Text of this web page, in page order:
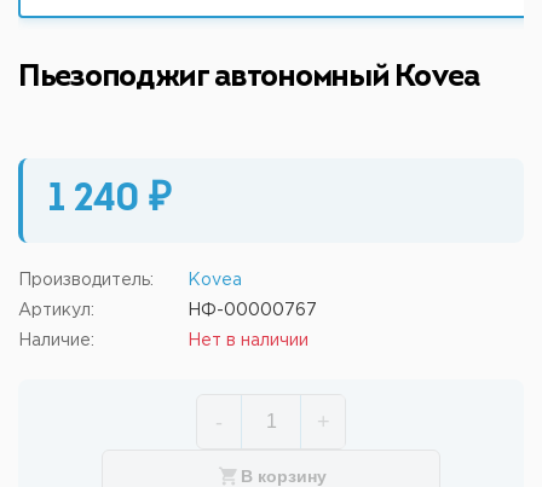
Пьезоподжиг автономный Kovea
1 240 ₽
Производитель: Kovea
Артикул: НФ-00000767
Наличие: Нет в наличии
- +
В корзину